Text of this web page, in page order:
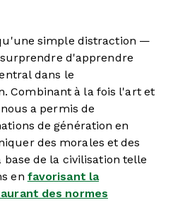
simple distraction —
d'apprendre
dans le
Combinant à la fois l'art et
a permis de
de génération en
des morales et des
de la civilisation telle
en favorisant la
des normes